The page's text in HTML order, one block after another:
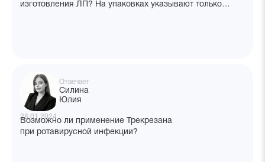
изготовления ЛП? На упаковках указывают только
Отвечает
Силина
Юлия
28.01.2024
Возможно ли применение Трекрезана
при ротавирусной инфекции?